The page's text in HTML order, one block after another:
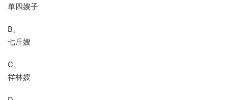
单四嫂子
B、
七斤嫂
C、
祥林嫂